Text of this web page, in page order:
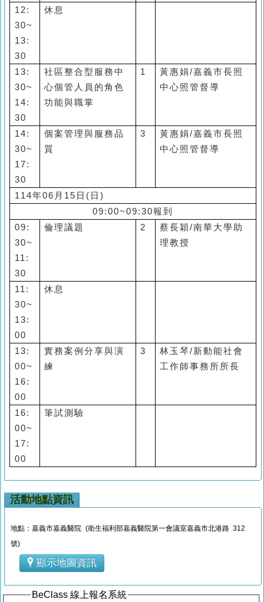
12:
30~
13:
30
休息
13:
30~
14:
30
社區整合型服務中
心個管人員的角色
功能與職掌
1 黃惠娟/嘉義市長照
中心照管督導
14:
30~
17:
30
個案管理與服務品
質
3 黃惠娟/嘉義市長照
中心照管督導
114年06 月 15 日 ( 日 )
09:00~09:30報到
09:
30~
11:
30
倫理議題 2 蔡長穎/南華大學助
理教授
11:
30~
13:
00
休息
13:
00~
16:
00
實務案例分享與演
練
3 林玉琴/新動能社會
工作師事務所所長
16:
00~
17:
00
筆試測驗
活動地點資訊
地點：嘉義市嘉義醫院 (衛生福利部嘉義醫院第一會議室嘉義市北港路 312
號)
顯示地圖資訊
BeClass 線上報名系統